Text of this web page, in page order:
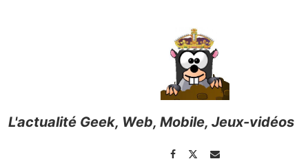
L'actualité Geek, Web, Mobile, Jeux-